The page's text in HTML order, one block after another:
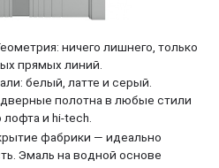
ничего лишнего, только
прямых линий.
белый, латте и серый.
полотна в любые стили
и hi-tech.
фабрики — идеально
Эмаль на водной основе